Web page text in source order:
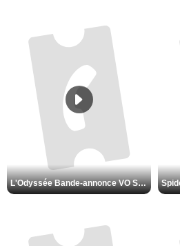
L'Odyssée Bande-annonce VO STFR